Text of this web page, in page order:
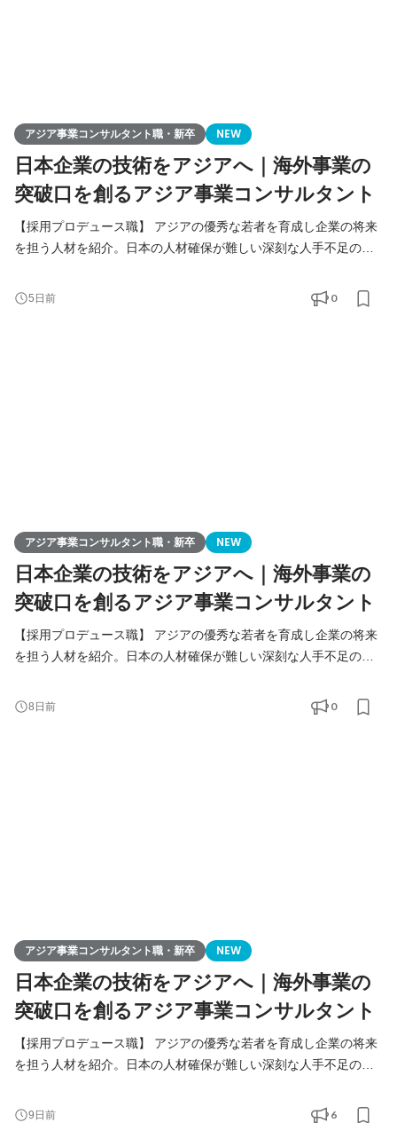
アジア事業コンサルタント職・新卒 NEW
日本企業の技術をアジアへ｜海外事業の
突破口を創るアジア事業コンサルタント
【採用プロデュース職】 アジアの優秀な若者を育成し企業の将来
を担う人材を紹介。日本の人材確保が難しい深刻な人手不足の課
りを核に、日本企業の中国アジアビジネスを支援。当社が手掛け
る様々なアジア事業の課題解決（進出、販路拡大、経営請負、事
5日前 0
アジア事業コンサルタント職・新卒 NEW
日本企業の技術をアジアへ｜海外事業の
突破口を創るアジア事業コンサルタント
【採用プロデュース職】 アジアの優秀な若者を育成し企業の将来
を担う人材を紹介。日本の人材確保が難しい深刻な人手不足の課
りを核に、日本企業の中国アジアビジネスを支援。当社が手掛け
る様々なアジア事業の課題解決（進出、販路拡大、経営請負、事
8日前 0
アジア事業コンサルタント職・新卒 NEW
日本企業の技術をアジアへ｜海外事業の
突破口を創るアジア事業コンサルタント
【採用プロデュース職】 アジアの優秀な若者を育成し企業の将来
を担う人材を紹介。日本の人材確保が難しい深刻な人手不足の課
りを核に、日本企業の中国アジアビジネスを支援。当社が手掛け
9日前 6